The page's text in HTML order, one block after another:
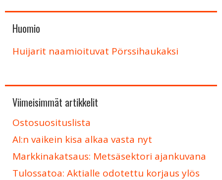
Huomio
Huijarit naamioituvat Pörssihaukaksi
Viimeisimmät artikkelit
Ostosuosituslista
AI:n vaikein kisa alkaa vasta nyt
Markkinakatsaus: Metsäsektori ajankuvana
Tulossatoa: Aktialle odotettu korjaus ylös